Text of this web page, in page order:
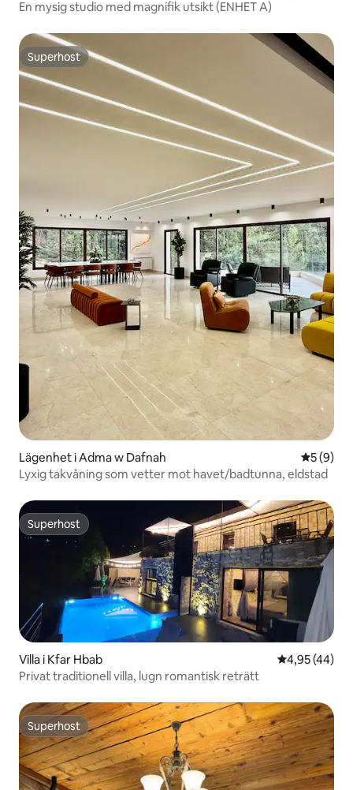
En mysig studio med magnifik utsikt (ENHET A)
Superhost
Superhost
Lägenhet i Adma w Dafnah 5 av 5 i
5 (9)
Lyxig takvåning som vetter mot havet/badtunna, eldstad
Superhost
Superhost
Villa i Kfar Hbab 4,95 av 5 i
4,95 (44)
Privat traditionell villa, lugn romantisk reträtt
Superhost
Superhost